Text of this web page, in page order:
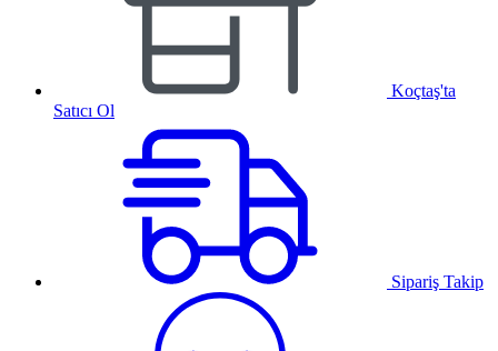
Koçtaş'ta
Satıcı Ol
Sipariş Takip